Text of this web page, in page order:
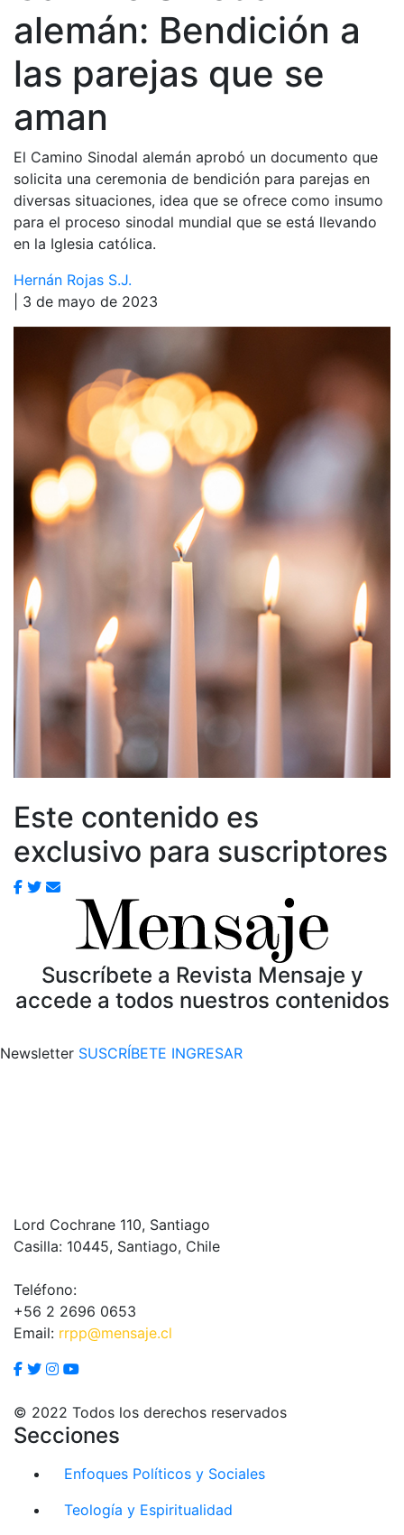
alemán: Bendición a
las parejas que se
aman
El Camino Sinodal alemán aprobó un documento que
solicita una ceremonia de bendición para parejas en
diversas situaciones, idea que se ofrece como insumo
para el proceso sinodal mundial que se está llevando
en la Iglesia católica.
Hernán Rojas S.J.
| 3 de mayo de 2023
Este contenido es
exclusivo para suscriptores
Suscríbete a Revista Mensaje y
accede a todos nuestros contenidos
Newsletter SUSCRÍBETE INGRESAR
Lord Cochrane 110, Santiago
Casilla: 10445, Santiago, Chile
Teléfono:
+56 2 2696 0653
Email: rrpp@mensaje.cl
© 2022 Todos los derechos reservados
Secciones
Enfoques Políticos y Sociales
Teología y Espiritualidad